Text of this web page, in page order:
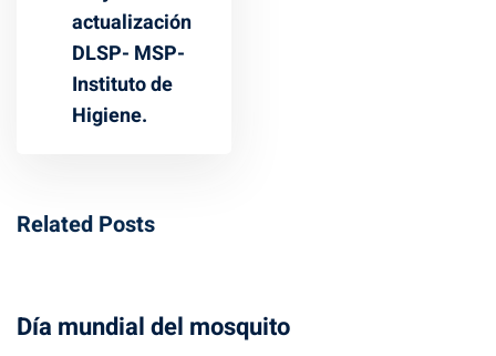
actualización
DLSP- MSP-
Instituto de
Higiene.
Related Posts
Día mundial del mosquito